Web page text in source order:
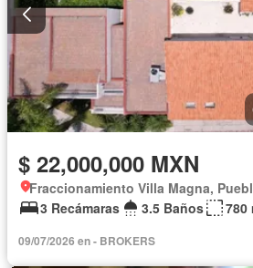
$ 22,000,000 MXN
Fraccionamiento Villa Magna,
3 Recámaras
3.5 Baños 780
09/07/2026 en - BROKERS